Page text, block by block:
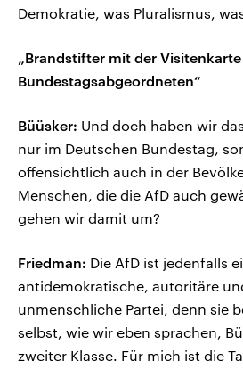
Demokratie, was Pluralismus,
„Brandstifter mit der
Bundestagsabgeordneten“
Büüsker: Und doch haben wir
nur im Deutschen Bundestag,
offensichtlich auch in der
Menschen, die die AfD auch
gehen wir damit um?
Friedman: Die AfD ist jedenfalls
antidemokratische, autoritäre
unmenschliche Partei, denn sie
selbst, wie wir eben sprachen,
zweiter Klasse. Für mich ist die